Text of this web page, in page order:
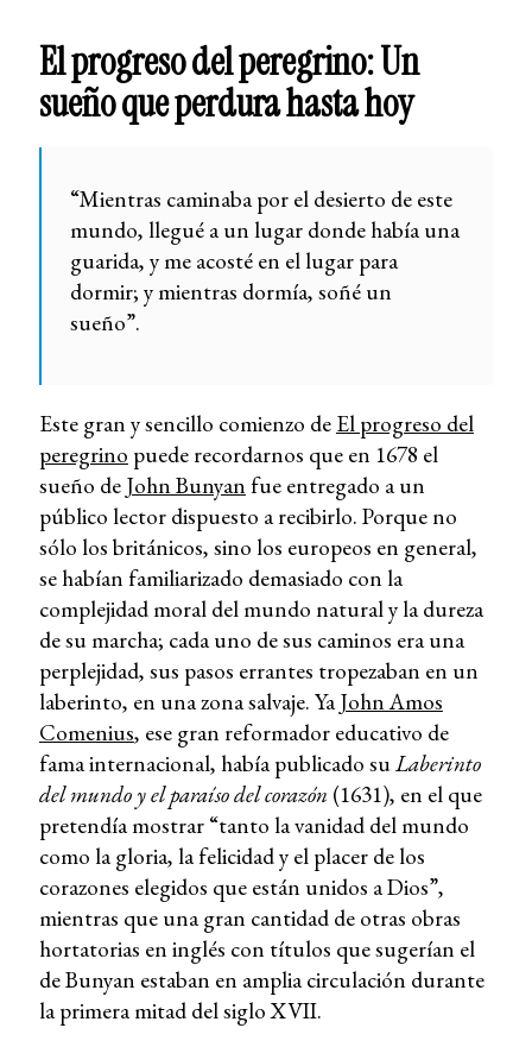
El progreso del peregrino: Un
sueño que perdura hasta hoy
“Mientras caminaba por el desierto de este
mundo, llegué a un lugar donde había una
guarida, y me acosté en el lugar para
dormir; y mientras dormía, soñé un
sueño”.
Este gran y sencillo comienzo de El progreso del
peregrino puede recordarnos que en 1678 el
sueño de John Bunyan fue entregado a un
público lector dispuesto a recibirlo. Porque no
sólo los británicos, sino los europeos en general,
se habían familiarizado demasiado con la
complejidad moral del mundo natural y la dureza
de su marcha; cada uno de sus caminos era una
perplejidad, sus pasos errantes tropezaban en un
laberinto, en una zona salvaje. Ya John Amos
Comenius, ese gran reformador educativo de
fama internacional, había publicado suLaberinto
del mundo y el paraíso del corazón(1631), en el que
pretendía mostrar “tanto la vanidad del mundo
como la gloria, la felicidad y el placer de los
corazones elegidos que están unidos a Dios”,
mientras que una gran cantidad de otras obras
hortatorias en inglés con títulos que sugerían el
de Bunyan estaban en amplia circulación durante
la primera mitad del siglo XVII.